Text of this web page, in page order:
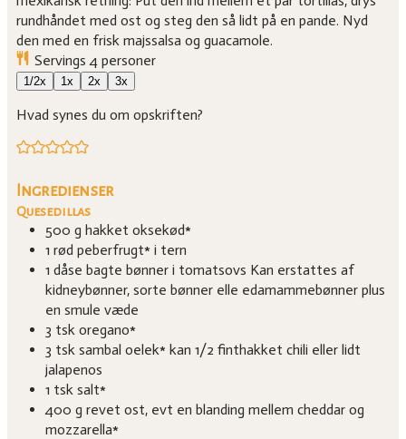
rundhåndet med ost og steg den så lidt på en pande. Nyd
den med en frisk majssalsa og guacamole.
Servings4 personer
1/2x 1x 2x 3x
Hvad synes du om opskriften?
Ingredienser
Quesedillas
500 g hakket oksekød*
1 rød peberfrugt* i tern
1 dåse bagte bønner i tomatsovs Kan erstattes af
kidneybønner, sorte bønner elle edamammebønner plus
en smule væde
3 tsk oregano*
3 tsk sambal oelek* kan 1/2 finthakket chili eller lidt
jalapenos
1 tsk salt*
400 g revet ost, evt en blanding mellem cheddar og
mozzarella*